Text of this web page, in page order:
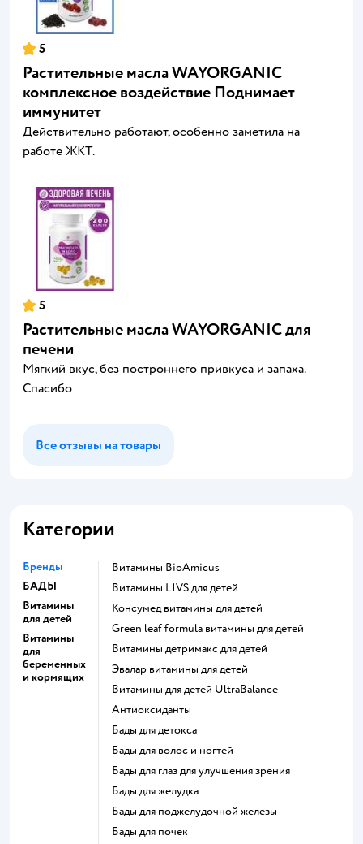
5
Растительные масла WAYORGANIC
комплексное воздействие Поднимает
иммунитет
Действительно работают, особенно заметила на
работе ЖКТ.
5
Растительные масла WAYORGANIC для
печени
Мягкий вкус, без построннего привкуса и запаха.
Спасибо
Все отзывы на товары
Категории
Бренды
БАДЫ
Витамины
для детей
Витамины
для
беременных
и кормящих
Витамины BioAmicus
Витамины LIVS для детей
Консумед витамины для детей
Green leaf formula витамины для детей
Витамины детримакс для детей
Эвалар витамины для детей
Витамины для детей UltraBalance
Антиоксиданты
Бады для детокса
Бады для волос и ногтей
Бады для глаз для улучшения зрения
Бады для желудка
Бады для поджелудочной железы
Бады для почек